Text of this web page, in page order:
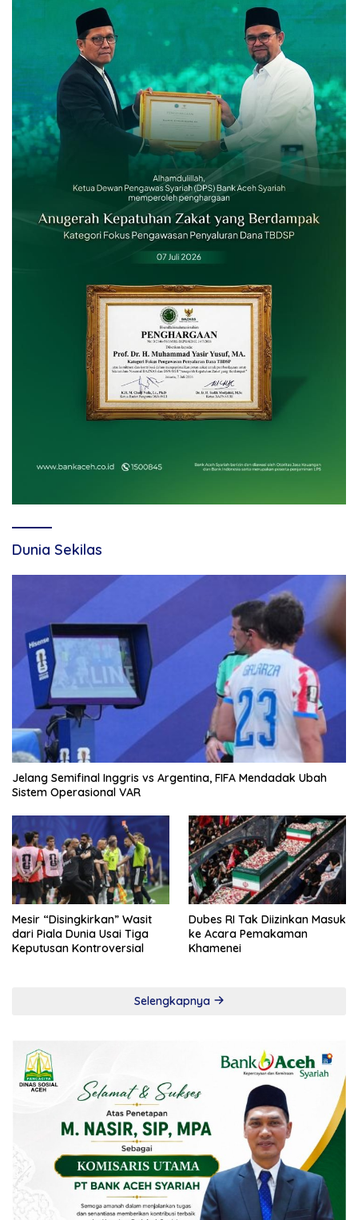
Dunia Sekilas
Jelang Semifinal Inggris vs Argentina, FIFA Mendadak Ubah
Sistem Operasional VAR
Mesir “Disingkirkan” Wasit
dari Piala Dunia Usai Tiga
Keputusan Kontroversial
Dubes RI Tak Diizinkan Masuk
ke Acara Pemakaman
Khamenei
Selengkapnya